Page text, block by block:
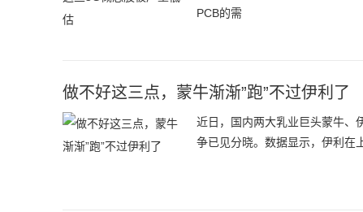
PCB的需
做不好这三点，蒙牛渐渐”跑”不过伊利了
近日，国内两大乳业巨头蒙牛、
争已见分晓。数据显示，伊利在